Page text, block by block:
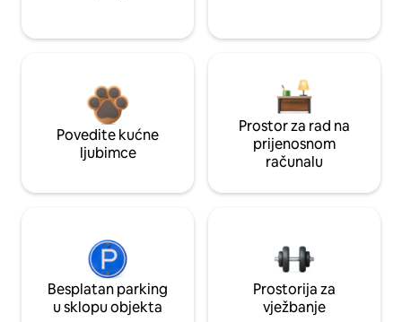
Povedite kućne
ljubimce
Prostor za rad na
prijenosnom
računalu
Besplatan parking
u sklopu objekta
Prostorija za
vježbanje